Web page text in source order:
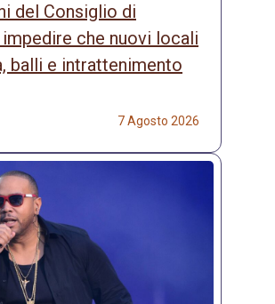
del Consiglio di
che nuovi locali
balli e intrattenimento
7 Agosto 2026